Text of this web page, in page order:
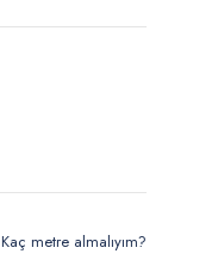
Kaç metre almalıyım?